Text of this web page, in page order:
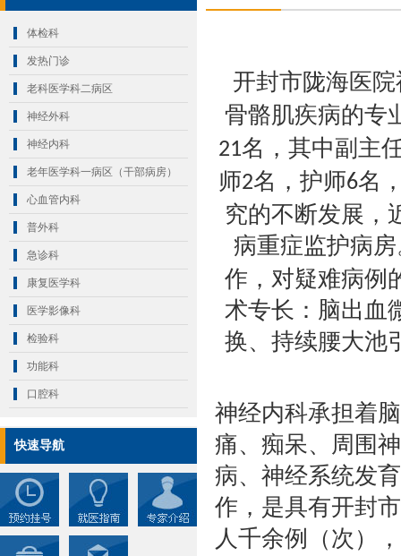
体检科
发热门诊
老科医学科二病区
神经外科
神经内科
老年医学科一病区（干部病房）
心血管内科
普外科
急诊科
康复医学科
医学影像科
检验科
功能科
口腔科
快速导航
开封市陇海医
骨骼肌疾病的专
21名，其中副主
师2名，护师6名
究的不断发展，
病重症监护病
作，对疑难病例
术专长：脑出血
换、持续腰大池
神经内科承担着
痛、痴呆、周围
病、神经系统发
作，是具有开封
人千余例（次）